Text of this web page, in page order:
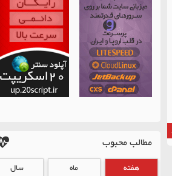
مطالب محبوب
هفته ماه سال